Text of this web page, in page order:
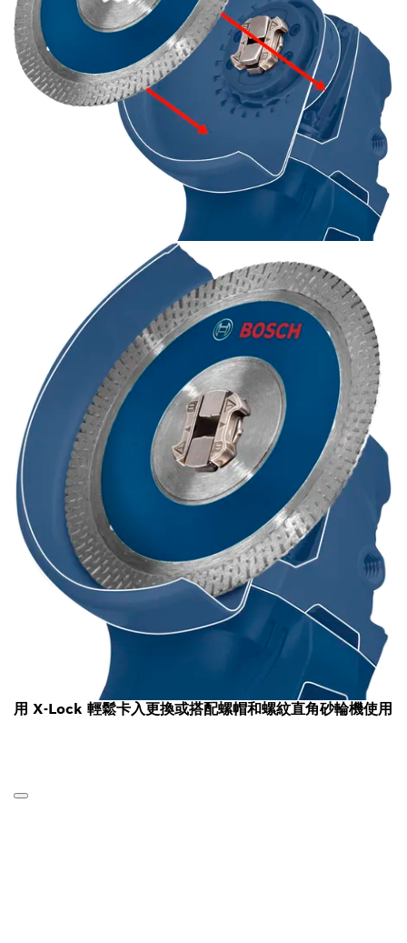
用 X-Lock 輕鬆卡入更換或搭配螺帽和螺紋直角砂輪機使用